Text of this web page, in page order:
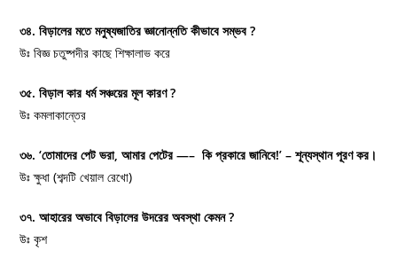
৩৪. বিড়ালের মতে মনুষ্যজাতির জ্ঞানোন্নতি কীভাবে সম্ভব ?
উঃ বিজ্ঞ চতুষ্পদীর কাছে শিক্ষালাভ করে
৩৫. বিড়াল কার ধর্ম সঞ্চয়ের মূল কারণ ?
উঃ কমলাকান্তের
৩৬. ‘তোমাদের পেট ভরা, আমার পেটের —– কি প্রকারে জানিবে!’ – শূন্যস্থান পূরণ কর।
উঃ ক্ষুধা (শব্দটি খেয়াল রেখো)
৩৭. আহারের অভাবে বিড়ালের উদরের অবস্থা কেমন ?
উঃ কৃশ